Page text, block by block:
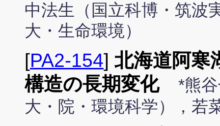
中法生（国立科博・筑波
大・生命環境）
[PA2-154] 北海道阿寒
構造の長期変化
*熊
大・院・環境科学），若